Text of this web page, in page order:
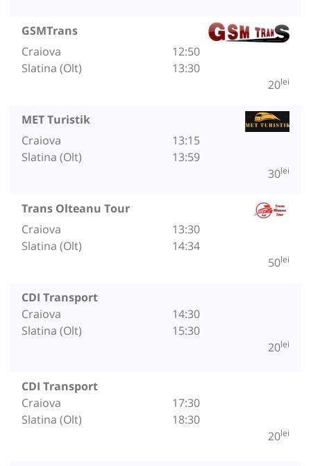
GSMTrans
Craiova
Slatina (Olt)
12:50
13:30
20lei
MET Turistik
Craiova
Slatina (Olt)
13:15
13:59
30lei
Trans Olteanu Tour
Craiova
Slatina (Olt)
13:30
14:34
50lei
CDI Transport
Craiova
Slatina (Olt)
14:30
15:30
20lei
CDI Transport
Craiova
Slatina (Olt)
17:30
18:30
20lei